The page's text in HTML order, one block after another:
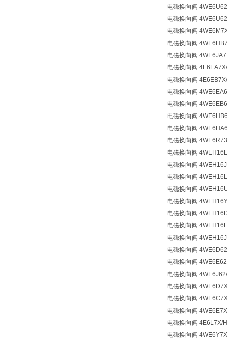
电磁换向阀
电磁换向阀
电磁换向阀
电磁换向阀
电磁换向阀
电磁换向阀
电磁换向阀
电磁换向阀
电磁换向阀
电磁换向阀
电磁换向阀
电磁换向阀
电磁换向阀
电磁换向阀
电磁换向阀
电磁换向阀
电磁换向阀
电磁换向阀
电磁换向阀
电磁换向阀
电磁换向阀
电磁换向阀
电磁换向阀
电磁换向阀
电磁换向阀
电磁换向阀
电磁换向阀 4E6L7X/
电磁换向阀